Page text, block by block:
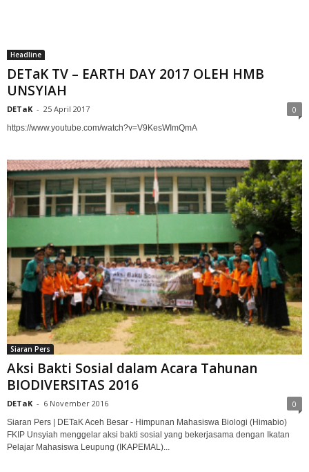
Headline
DETaK TV – EARTH DAY 2017 OLEH HMB
UNSYIAH
DETaK - 25 April 2017 0
https://www.youtube.com/watch?v=V9KesWImQmA
Siaran Pers
Aksi Bakti Sosial dalam Acara Tahunan
BIODIVERSITAS 2016
DETaK - 6 November 2016 0
Siaran Pers | DETaK Aceh Besar - Himpunan Mahasiswa Biologi (Himabio)
FKIP Unsyiah menggelar aksi bakti sosial yang bekerjasama dengan Ikatan
Pelajar Mahasiswa Leupung (IKAPEMAL)...